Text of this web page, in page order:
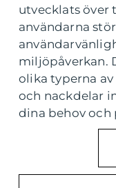
utvecklats över
användarna
miljöpåverkan.
olika typerna
och nackdelar
dina behov och